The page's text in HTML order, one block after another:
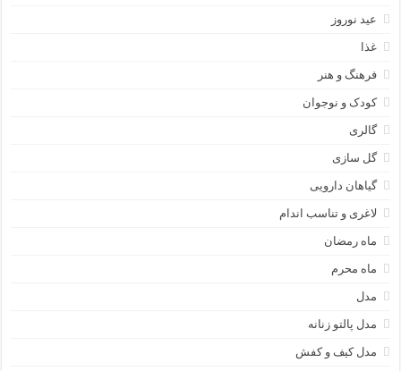
عید نوروز
غذا
فرهنگ و هنر
کودک و نوجوان
گالری
گل سازی
گیاهان دارویی
لاغری و تناسب اندام
ماه رمضان
ماه محرم
مدل
مدل پالتو زنانه
مدل کیف و کفش